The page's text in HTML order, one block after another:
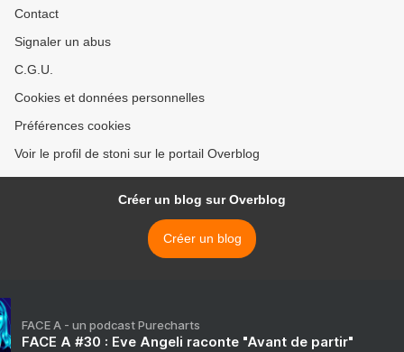
Contact
Signaler un abus
C.G.U.
Cookies et données personnelles
Préférences cookies
Voir le profil de stoni sur le portail Overblog
Créer un blog sur Overblog
Créer un blog
FACE A - un podcast Purecharts
FACE A #30 : Eve Angeli raconte "Avant de partir"